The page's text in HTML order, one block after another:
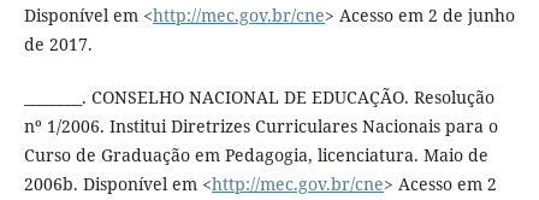
Disponível em <http://mec.gov.br/cne> Acesso em 2 de junho
de 2017.
________. CONSELHO NACIONAL DE EDUCAÇÃO. Resolução
nº 1/2006. Institui Diretrizes Curriculares Nacionais para o
Curso de Graduação em Pedagogia, licenciatura. Maio de
2006b. Disponível em <http://mec.gov.br/cne> Acesso em 2